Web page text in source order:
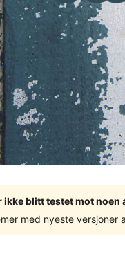
ikke blitt testet mot noen
med nyeste versjoner